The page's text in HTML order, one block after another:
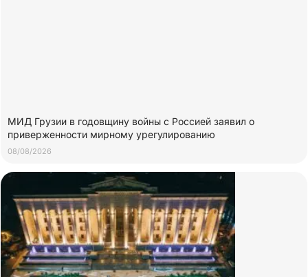
МИД Грузии в годовщину войны с Россией заявил о
приверженности мирному урегулированию
08/08/2026